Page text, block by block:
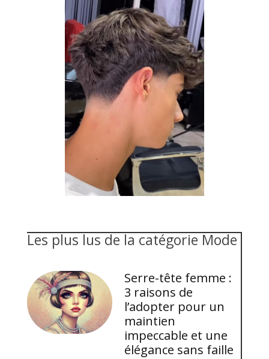
Les plus lus de la catégorie Mode
Serre-tête femme :
3 raisons de
l’adopter pour un
maintien
impeccable et une
élégance sans faille